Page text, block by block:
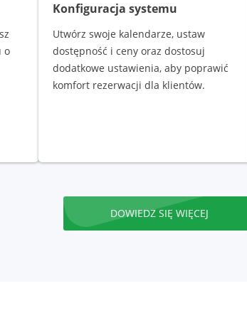
o
Konfiguracja systemu
Utwórz swoje kalendarze, ustaw
dostępność i ceny oraz dostosuj
dodatkowe ustawienia, aby poprawić
komfort rezerwacji dla klientów.
DOWIEDZ SIĘ WIĘCEJ